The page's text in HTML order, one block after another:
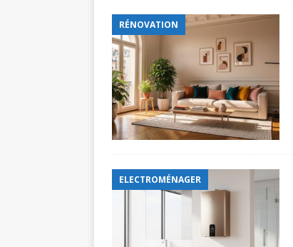
RÉNOVATION
ELECTROMÉNAGER